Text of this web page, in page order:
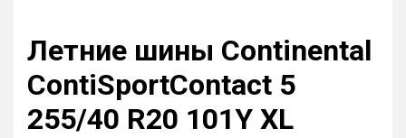
Летние шины Continental
ContiSportContact 5
255/40 R20 101Y XL